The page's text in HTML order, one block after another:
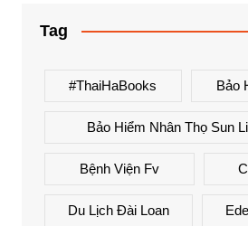
Tag
#ThaiHaBooks Bảo
Bảo Hiểm Nhân Thọ Sun
Bệnh Viện Fv
Du Lịch Đài Loan